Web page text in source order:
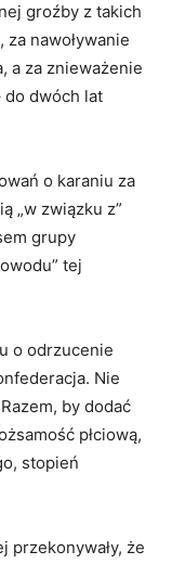
groźby z takich
nawoływanie
a za znieważenie
do dwóch lat
o karaniu za
„w związku z”
grupy
tej
o odrzucenie
Nie
by dodać
płciową,
stopień
przekonywały, że